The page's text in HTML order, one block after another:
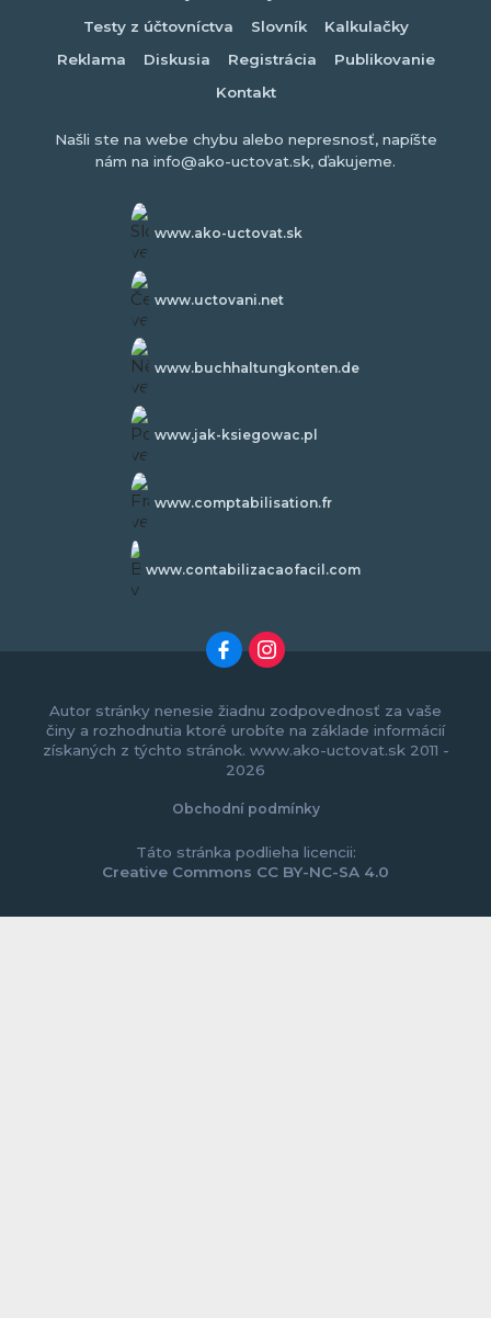
Testy z účtovníctva
Slovník
Kalkulačky
Reklama
Diskusia Registrácia
Publikovanie
Kontakt
Našli ste na webe chybu alebo nepresnosť, napíšte
nám na info@ako-uctovat.sk, ďakujeme.
www.ako-uctovat.sk
www.uctovani.net
www.buchhaltungkonten.de
www.jak-ksiegowac.pl
www.comptabilisation.fr
www.contabilizacaofacil.com
Autor stránky nenesie žiadnu zodpovednosť za vaše
činy a rozhodnutia ktoré urobíte na základe informácií
získaných z týchto stránok. www.ako-uctovat.sk 2011 -
2026
Obchodní podmínky
Táto stránka podlieha licencii:
Creative Commons CC BY-NC-SA 4.0